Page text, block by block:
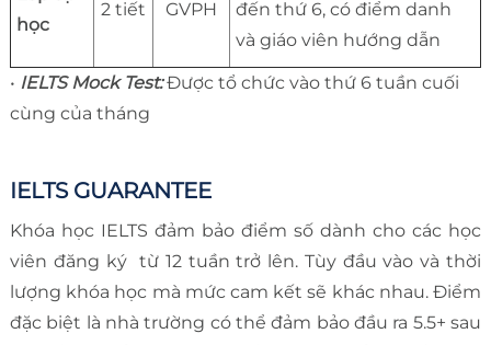
học
2 tiết GVPH
đến thứ 6, có điểm danh
và giáo viên hướng dẫn
• IELTS Mock Test:Được tổ chức vào thứ 6 tuần cuối
cùng của tháng
IELTS GUARANTEE
Khóa học IELTS đảm bảo điểm số dành cho các học
viên đăng ký từ 12 tuần trở lên. Tùy đầu vào và thời
lượng khóa học mà mức cam kết sẽ khác nhau. Điểm
đặc biệt là nhà trường có thể đảm bảo đầu ra 5.5+ sau